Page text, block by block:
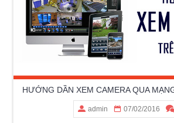
admin 07/02/2016